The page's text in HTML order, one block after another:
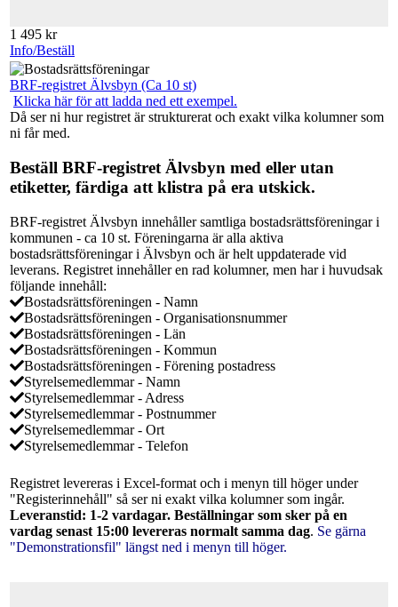
1 495 kr
Info/Beställ
BRF-registret Älvsbyn (Ca 10 st)
Klicka här för att ladda ned ett exempel.
Då ser ni hur registret är strukturerat och exakt vilka kolumner som
ni får med.
Beställ BRF-registret Älvsbyn med eller utan
etiketter, färdiga att klistra på era utskick.
BRF-registret Älvsbyn innehåller samtliga bostadsrättsföreningar i
kommunen - ca 10 st. Föreningarna är alla aktiva
bostadsrättsföreningar i Älvsbyn och är helt uppdaterade vid
leverans. Registret innehåller en rad kolumner, men har i huvudsak
följande innehåll:
Bostadsrättsföreningen - Namn
Bostadsrättsföreningen - Organisationsnummer
Bostadsrättsföreningen - Län
Bostadsrättsföreningen - Kommun
Bostadsrättsföreningen - Förening postadress
Styrelsemedlemmar - Namn
Styrelsemedlemmar - Adress
Styrelsemedlemmar - Postnummer
Styrelsemedlemmar - Ort
Styrelsemedlemmar - Telefon
Registret levereras i Excel-format och i menyn till höger under
"Registerinnehåll" så ser ni exakt vilka kolumner som ingår.
Leveranstid: 1-2 vardagar. Beställningar som sker på en
vardag senast 15:00 levereras normalt samma dag. Se gärna
"Demonstrationsfil" längst ned i menyn till höger.